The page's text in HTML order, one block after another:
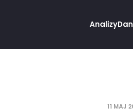
Analizy
11 MAJ